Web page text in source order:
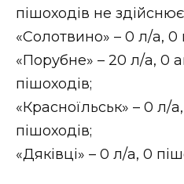
пішоходів не
«Солотвино» – 0 л/а, 0
«Порубне» – 20 л/а, 0
пішоходів;
«Красноїльськ» – 0 л/
пішоходів;
«Дяківці» – 0 л/а, 0